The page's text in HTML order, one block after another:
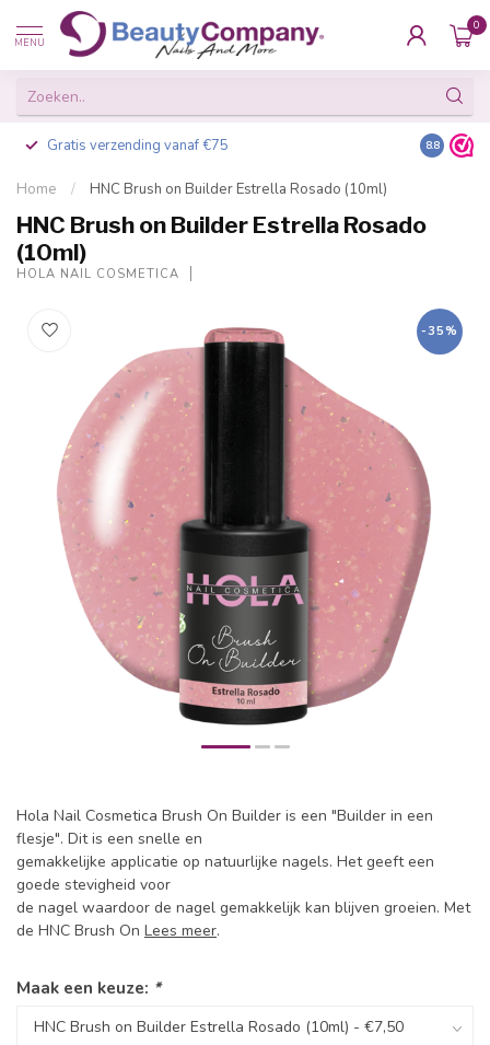
MENU
0
Gratis verzending vanaf €75 Besteld
8.8
Home / HNC Brush on Builder Estrella Rosado (10ml)
HNC Brush on Builder Estrella Rosado
(10ml)
HOLA NAIL COSMETICA
-35%
Hola Nail Cosmetica Brush On Builder is een "Builder in een
flesje". Dit is een snelle en
gemakkelijke applicatie op natuurlijke nagels. Het geeft een
goede stevigheid voor
de nagel waardoor de nagel gemakkelijk kan blijven groeien. Met
de HNC Brush On Lees meer.
Maak een keuze: *